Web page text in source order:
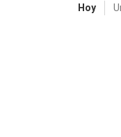
Hoy